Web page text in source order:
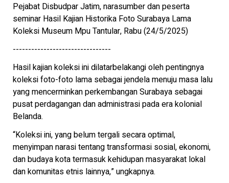
Pejabat Disbudpar Jatim, narasumber dan peserta
seminar Hasil Kajian Historika Foto Surabaya Lama
Koleksi Museum Mpu Tantular, Rabu (24/5/2025)
--------------------------------
Hasil kajian koleksi ini dilatarbelakangi oleh pentingnya
koleksi foto-foto lama sebagai jendela menuju masa lalu
yang mencerminkan perkembangan Surabaya sebagai
pusat perdagangan dan administrasi pada era kolonial
Belanda.
“Koleksi ini, yang belum tergali secara optimal,
menyimpan narasi tentang transformasi sosial, ekonomi,
dan budaya kota termasuk kehidupan masyarakat lokal
dan komunitas etnis lainnya,” ungkapnya.